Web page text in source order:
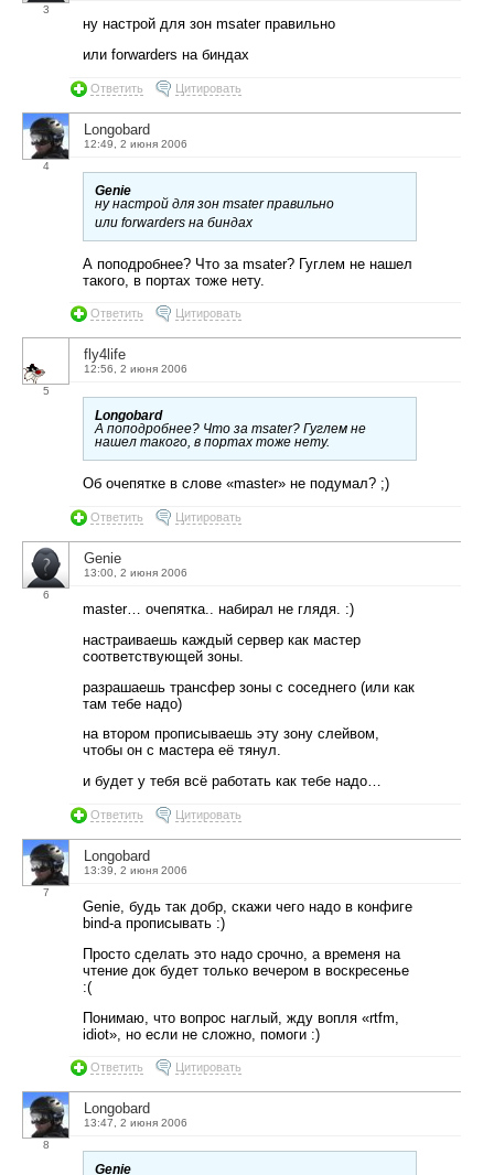
3
ну настрой для зон msater правильно
или forwarders на биндах
Ответить Цитировать
4
Longobard
12:49, 2 июня 2006
Genie
ну настрой для зон msater правильно
или forwarders на биндах
А поподробнее? Что за msater? Гуглем не нашел
такого, в портах тоже нету.
Ответить Цитировать
5
fly4life
12:56, 2 июня 2006
Longobard
А поподробнее? Что за msater? Гуглем не
нашел такого, в портах тоже нету.
Об очепятке в слове «master» не подумал? ;)
Ответить Цитировать
6
Genie
13:00, 2 июня 2006
master… очепятка.. набирал не глядя. :)
настраиваешь каждый сервер как мастер
соответствующей зоны.
разрашаешь трансфер зоны с соседнего (или как
там тебе надо)
на втором прописываешь эту зону слейвом,
чтобы он с мастера её тянул.
и будет у тебя всё работать как тебе надо…
Ответить Цитировать
7
Longobard
13:39, 2 июня 2006
Genie, будь так добр, скажи чего надо в конфиге
bind-а прописывать :)
Просто сделать это надо срочно, а временя на
чтение док будет только вечером в воскресенье
:(
Понимаю, что вопрос наглый, жду вопля «rtfm,
idiot», но если не сложно, помоги :)
Ответить Цитировать
8
Longobard
13:47, 2 июня 2006
Genie